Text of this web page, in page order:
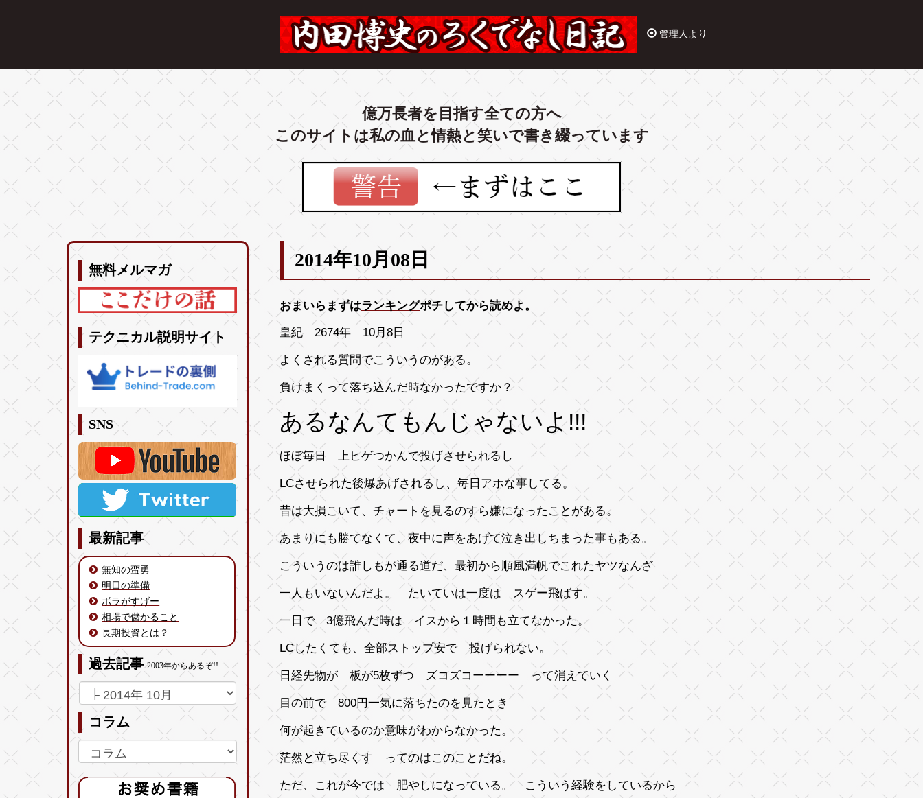
管理人より
億万長者を目指す全ての方へ
このサイトは私の血と情熱と笑いで書き綴っています
無料メルマガ
テクニカル説明サイト
SNS
最新記事
無知の蛮勇
明日の準備
ボラがすげー
相場で儲かること
長期投資とは？
過去記事2003年からあるぞ!!
コラム
2014年10月08日
おまいらまずはランキングポチしてから読めよ。
皇紀 2674年 10月8日
よくされる質問でこういうのがある。
負けまくって落ち込んだ時なかったですか？
あるなんてもんじゃないよ!!!
ほぼ毎日 上ヒゲつかんで投げさせられるし
LCさせられた後爆あげされるし、毎日アホな事してる。
昔は大損こいて、チャートを見るのすら嫌になったことがある。
あまりにも勝てなくて、夜中に声をあげて泣き出しちまった事もある。
こういうのは誰しもが通る道だ、最初から順風満帆でこれたヤツなんざ
一人もいないんだよ。 たいていは一度は スゲー飛ばす。
一日で 3億飛んだ時は イスから１時間も立てなかった。
LCしたくても、全部ストップ安で 投げられない。
日経先物が 板が5枚ずつ ズコズコーーーー って消えていく
目の前で 800円一気に落ちたのを見たとき
何が起きているのか意味がわからなかった。
茫然と立ち尽くす ってのはこのことだね。
ただ、これが今では 肥やしになっている。 こういう経験をしているから